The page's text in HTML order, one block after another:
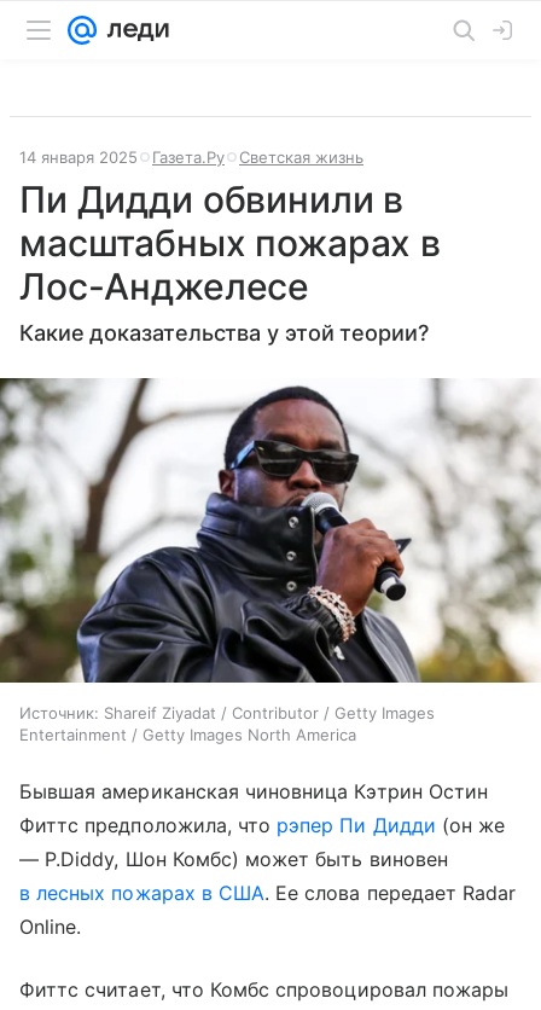
14 января 2025 Газета.Ру Светская жизнь
Пи Дидди обвинили в
масштабных пожарах в
Лос-Анджелесе
Какие доказательства у этой теории?
Источник: Shareif Ziyadat / Contributor / Getty Images
Entertainment / Getty Images North America
Бывшая американская чиновница Кэтрин Остин
Фиттс предположила, что рэпер Пи Дидди (он же
— P.Diddy, Шон Комбс) может быть виновен
в лесных пожарах в США. Ее слова передает Radar
Online.
Фиттс считает, что Комбс спровоцировал пожары